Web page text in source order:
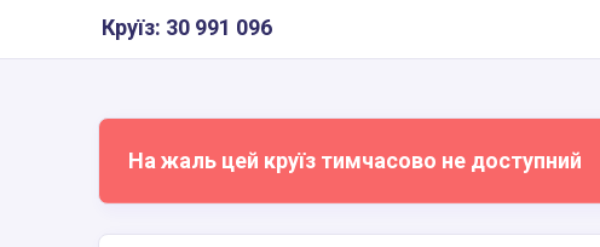
Круїз: 30 991 096
На жаль цей круїз тимчасово не доступний